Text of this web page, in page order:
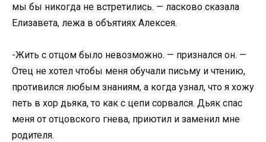
мы бы никогда не встретились. — ласково сказала
Елизавета, лежа в объятиях Алексея.
-Жить с отцом было невозможно. — признался он. —
Отец не хотел чтобы меня обучали письму и чтению,
противился любым знаниям, а когда узнал, что я хожу
петь в хор дьяка, то как с цепи сорвался. Дьяк спас
меня от отцовского гнева, приютил и заменил мне
родителя.